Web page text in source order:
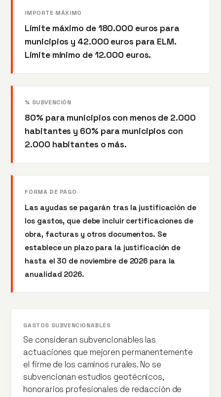
IMPORTE MÁXIMO
Límite máximo de 180.000 euros para
municipios y 42.000 euros para ELM.
Límite mínimo de 12.000 euros.
% SUBVENCIÓN
80% para municipios con menos de 2.000
habitantes y 60% para municipios con
2.000 habitantes o más.
FORMA DE PAGO
Las ayudas se pagarán tras la justificación de
los gastos, que debe incluir certificaciones de
obra, facturas y otros documentos. Se
establece un plazo para la justificación de
hasta el 30 de noviembre de 2026 para la
anualidad 2026.
GASTOS SUBVENCIONABLES
Se consideran subvencionables las
actuaciones que mejoren permanentemente
el firme de los caminos rurales. No se
subvencionan estudios geotécnicos,
honorarios profesionales de redacción de